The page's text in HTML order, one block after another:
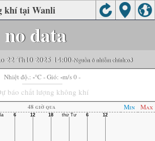
khí tại Wanli
no data
22 Th10 2025 14:00-Nguồn ô nhiễm chính:o3
Nhiệt độ.: -°C - Gió: -m/s 0 -
báo chất lượng không khí
48 giờ qua Min Max